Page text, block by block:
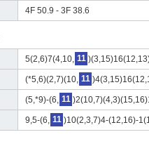
4F 50.9 - 3F 38.6
5(2,6)7(4,10, 11
(*5,6)(2,7)(10, 11
(5,*9)-(6, 11
9,5-(6, 11 )10(2,3,7)4-(12,16)-